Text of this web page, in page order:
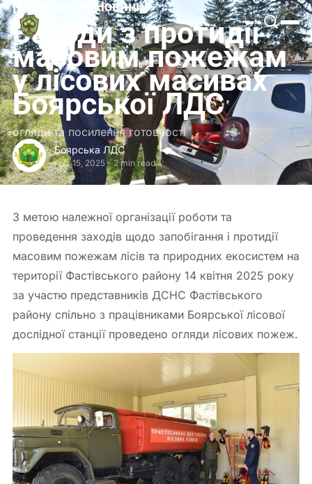
[Співпраця Новини[
Заходи з протидії
масовим пожежам
у лісових масивах
Боярської ЛДС
огляди та посилення готовності
Боярська ЛДС
квіт 15, 2025- 2 min read
З метою належної організації роботи та
проведення заходів щодо запобігання і протидії
масовим пожежам лісів та природних екосистем на
території Фастівського району 14 квітня 2025 року
за участю представників ДСНС Фастівського
району спільно з працівниками Боярської лісової
дослідної станції проведено огляди лісових пожеж.